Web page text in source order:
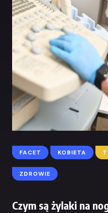
FACET KOBIETA
ZDROWIE
Czym są żylaki na